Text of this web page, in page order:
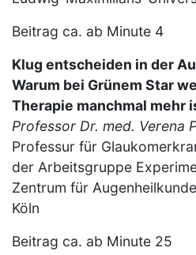
Beitrag ca. ab Minute 4
Klug entscheiden in der
Warum bei Grünem Star
Therapie manchmal mehr
Professor Dr. med. Verena
Professur für
der Arbeitsgruppe
Zentrum für
Köln
Beitrag ca. ab Minute 25